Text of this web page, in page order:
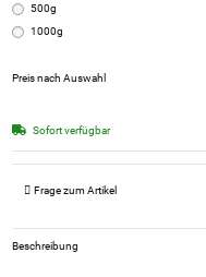
500g
1000g
Preis nach Auswahl
Sofort verfügbar
Frage zum Artikel
Beschreibung